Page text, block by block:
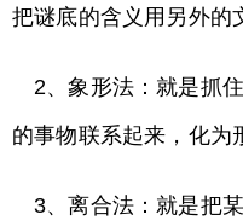
把谜底的含义用另外的
2、象形法：就是抓
的事物联系起来，化为
3、离合法：就是把